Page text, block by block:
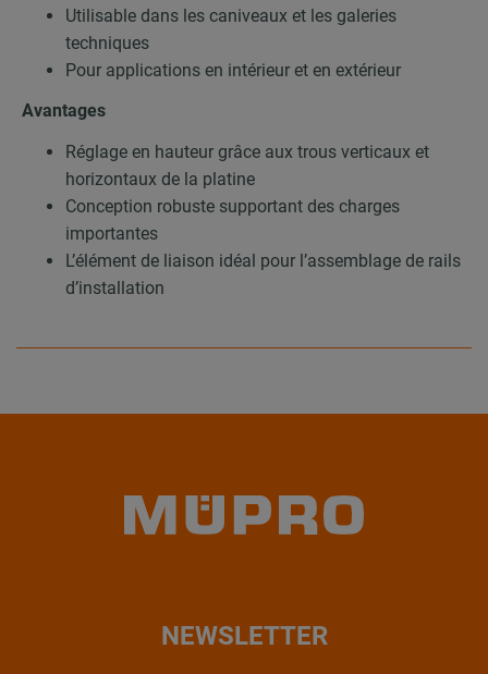
Utilisable dans les caniveaux et les galeries
techniques
Pour applications en intérieur et en extérieur
Avantages
Réglage en hauteur grâce aux trous verticaux et
horizontaux de la platine
Conception robuste supportant des charges
importantes
L’élément de liaison idéal pour l’assemblage de rails
d’installation
NEWSLETTER